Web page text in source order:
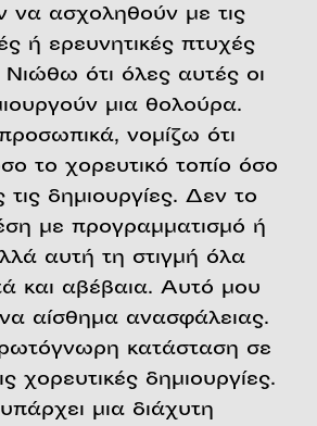
να ασχοληθούν με τις
ή ερευνητικές πτυχές
ότι όλες αυτές οι
μια θολούρα.
νομίζω ότι
το χορευτικό τοπίο όσο
τις δημιουργίες. Δεν το
με προγραμματισμό ή
αυτή τη στιγμή όλα
και αβέβαια. Αυτό μου
αίσθημα ανασφάλειας.
κατάσταση σε
χορευτικές δημιουργίες.
μια διάχυτη